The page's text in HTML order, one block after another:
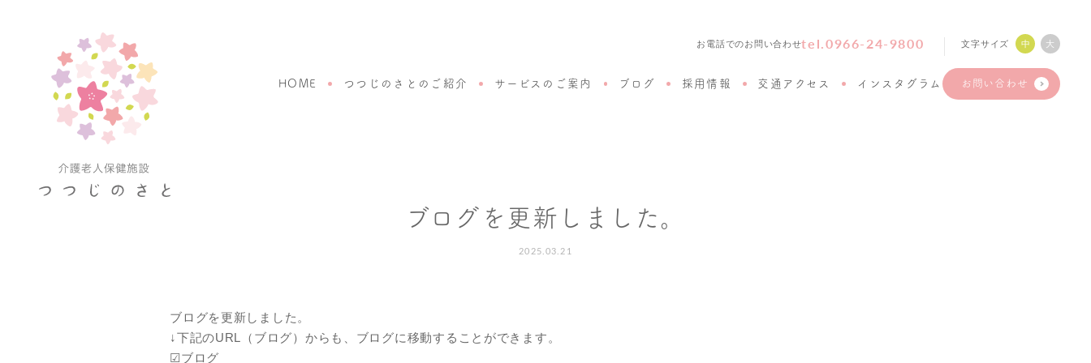
HOME つつじのさとのご紹介 サービスのご案内 ブログ 採用情報 交通アクセス インスタグラム お問い合わせ
お電話でのお問い合わせtel.0966-24-9800 文字サイズ 中 大
ブログを更新しました。
2025.03.21
ブログを更新しました。
↓下記のURL（ブログ）からも、ブログに移動することができます。
☑ブログ